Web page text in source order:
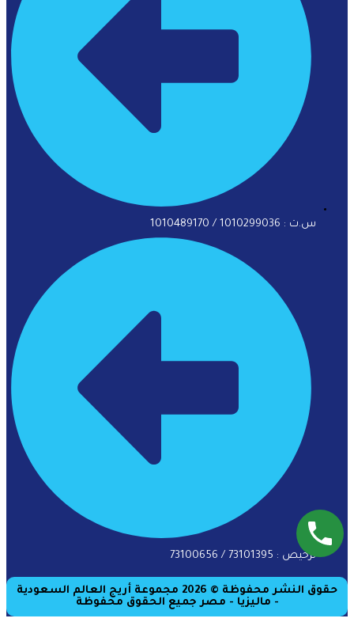
س.ت : 1010299036 / 1010489170
ترخيص : 73101395 / 73100656
حقوق النشر محفوظة © 2026 مجموعة أريج العالم السعودية
- ماليزيا - مصر جميع الحقوق محفوظة